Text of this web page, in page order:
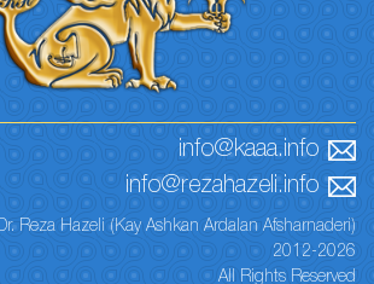
info@kaaa.info
info@rezahazeli.info
Reza Hazeli (Kay Ashkan Ardalan Afsharnaderi)
2012-2026
All Rights Reserved